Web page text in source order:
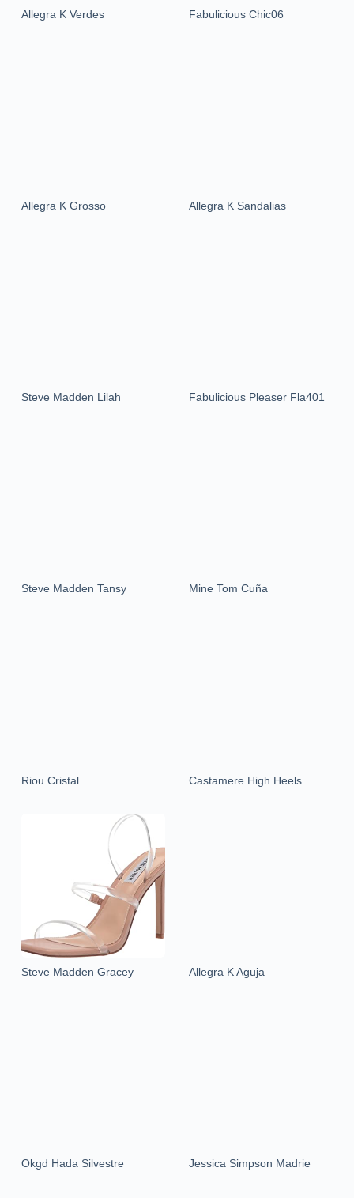
Allegra K Verdes Fabulicious Chic06
Allegra K Grosso Allegra K Sandalias
Steve Madden Lilah Fabulicious Pleaser Fla401
Steve Madden Tansy Mine Tom Cuña
Riou Cristal Castamere High Heels
Steve Madden Gracey Allegra K Aguja
Okgd Hada Silvestre Jessica Simpson Madrie